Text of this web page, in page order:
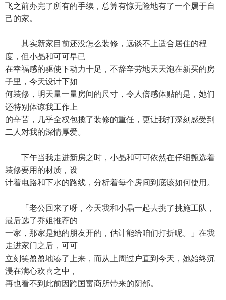
飞之前办完了所有的手续，总算有惊无险地有了一个属于自
己的家。
其实新家目前还没怎么装修，远谈不上适合居住的程
度，但小晶和可可早已
在幸福感的驱使下动力十足，不辞辛劳地天天泡在新买的房
子里，今天设计下如
何装修，明天量一量房间的尺寸，令人倍感体贴的是，她们
还特别体谅我工作上
的辛苦，几乎全权包揽了装修的重任，更让我打深刻感受到
二人对我的深情厚爱。
下午当我走进新房之时，小晶和可可依然在仔细甄选着
装修要用的材质，设
计着电路和下水的路线，分析着每个房间到底该如何使用。
「老公回来了呀，今天我和小晶一起去挑了挑施工队，
最后选了乔姐推荐的
一家，那家是她的朋友开的，估计能给咱们打折呢。」在我
走进家门之后，可可
立刻笑盈盈地凑了上来，而从上周过户直到今天，她始终沉
浸在满心欢喜之中，
再也看不到此前因跨国富商所带来的阴郁。